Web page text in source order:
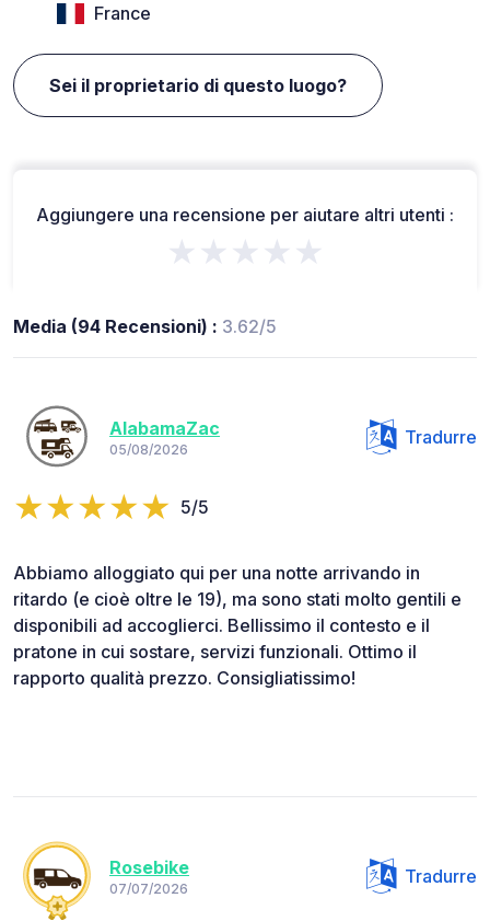
France
Sei il proprietario di questo luogo?
Aggiungere una recensione per aiutare altri utenti :
★★★★★
Media (94 Recensioni) : 3.62/5
AlabamaZac
05/08/2026
Tradurre
5/5
Abbiamo alloggiato qui per una notte arrivando in
ritardo (e cioè oltre le 19), ma sono stati molto gentili e
disponibili ad accoglierci. Bellissimo il contesto e il
pratone in cui sostare, servizi funzionali. Ottimo il
rapporto qualità prezzo. Consigliatissimo!
Rosebike
07/07/2026
Tradurre